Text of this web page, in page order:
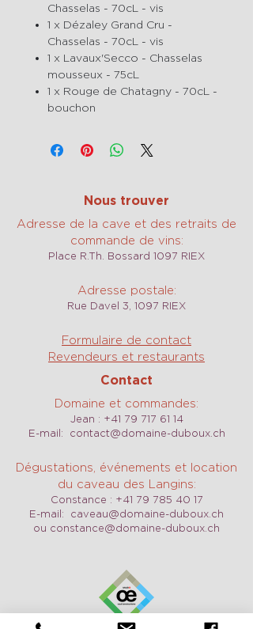
Chasselas - 70cL - vis
1 x Dézaley Grand Cru -
Chasselas - 70cL - vis
1 x Lavaux'Secco - Chasselas
mousseux - 75cL
1 x Rouge de Chatagny - 70cL -
bouchon
Nous trouver
Adresse de la cave et des retraits de
commande de vins:
Place R.Th. Bossard 1097 RIEX
Adresse postale:
Rue Davel 3, 1097 RIEX
Formulaire de contact
Revendeurs et restaurants
Contact
Domaine et commandes:
Jean : +41 79 717 61 14
E-mail:
contact@domaine-duboux.ch
Dégustations, événements et location
du caveau des Langins:
Constance : +41 79 785 40 17
E-mail: caveau@domaine-duboux.ch
ou constance@domaine-duboux.ch